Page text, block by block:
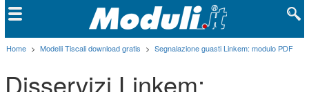
Home > Modelli Tiscali download gratis > Segnalazione guasti Linkem: modulo PDF
Disservizi Linkem: